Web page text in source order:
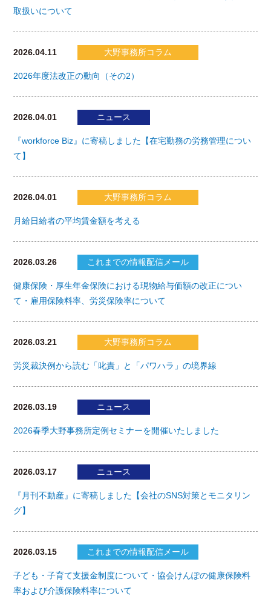
取扱いについて
2026.04.11 大野事務所コラム
2026年度法改正の動向（その2）
2026.04.01 ニュース
『workforce Biz』に寄稿しました【在宅勤務の労務管理につい
て】
2026.04.01 大野事務所コラム
月給日給者の平均賃金額を考える
2026.03.26 これまでの情報配信メール
健康保険・厚生年金保険における現物給与価額の改正につい
て・雇用保険料率、労災保険率について
2026.03.21 大野事務所コラム
労災裁決例から読む「叱責」と「パワハラ」の境界線
2026.03.19 ニュース
2026春季大野事務所定例セミナーを開催いたしました
2026.03.17 ニュース
『月刊不動産』に寄稿しました【会社のSNS対策とモニタリン
グ】
2026.03.15 これまでの情報配信メール
子ども・子育て支援金制度について・協会けんぽの健康保険料
率および介護保険料率について